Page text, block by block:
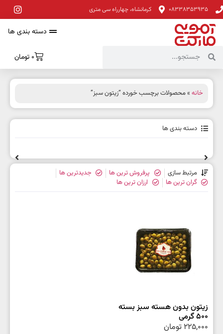
08338353935 کرمانشاه، چهارراه سی متری
دسته بندی ها
0 تومان
خانه » محصولات برچسب خورده “زیتون سبز”
دسته بندی ها
مرتبط سازی پرفروش ترین ها
جدیدترین ها
گران ترین ها
ارزان ترین ها
زیتون بدون هسته سبز بسته
500 گرمی
225,000 تومان